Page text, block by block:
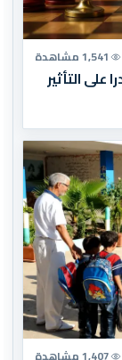
1,541 مشاهدة
على التأثير